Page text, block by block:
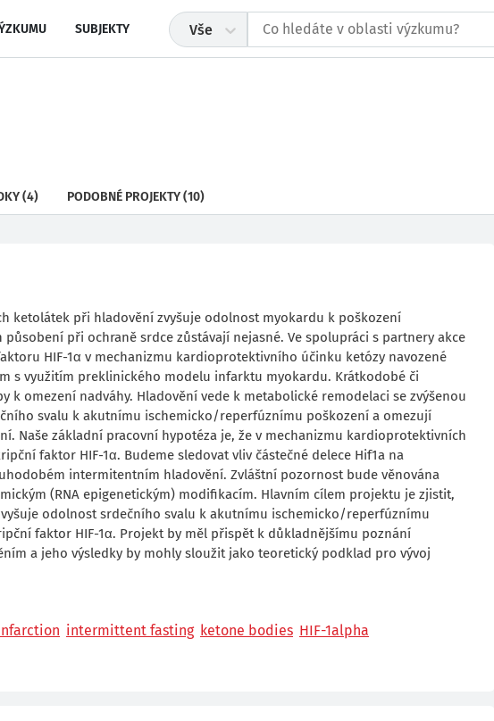
SUBJEKTY Vše
(4) PODOBNÉ PROJEKTY(10)
ketolátek při hladovění zvyšuje odolnost myokardu k poškození
při ochraně srdce zůstávají nejasné. Ve spolupráci s partnery akce
HIF-1α v mechanizmu kardioprotektivního účinku ketózy navozené
s využitím preklinického modelu infarktu myokardu. Krátkodobé či
omezení nadváhy. Hladovění vede k metabolické remodelaci se zvýšenou
svalu k akutnímu ischemicko/reperfúznímu poškození a omezují
Naše základní pracovní hypotéza je, že v mechanizmu kardioprotektivních
faktor HIF-1α. Budeme sledovat vliv částečné delece Hif1a na
intermitentním hladovění. Zvláštní pozornost bude věnována
(RNA epigenetickým) modifikacím. Hlavním cílem projektu je zjistit,
odolnost srdečního svalu k akutnímu ischemicko/reperfúznímu
faktor HIF-1α. Projekt by měl přispět k důkladnějšímu poznání
a jeho výsledky by mohly sloužit jako teoretický podklad pro vývoj
intermittent fasting ketone bodies HIF-1alpha